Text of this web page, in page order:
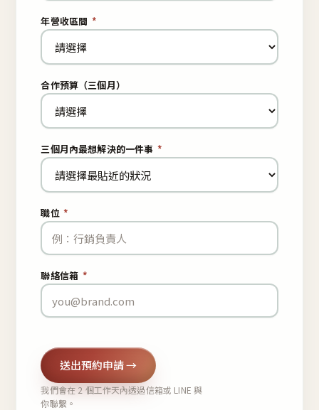
年營收區間 *
合作預算（三個月）
三個月內最想解決的一件事 *
職位 *
聯絡信箱 *
送出預約申請 →
我們會在 2 個工作天內透過信箱或 LINE 與
你聯繫。